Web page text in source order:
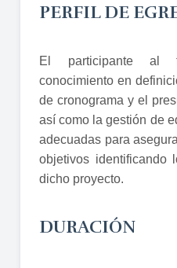
PERFIL DE
El participante al
conocimiento en
de cronograma y el
así como la gestión de
adecuadas para
objetivos identificando
dicho proyecto.
DURACIÓN